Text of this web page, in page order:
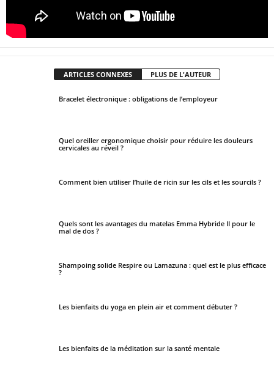
ARTICLES CONNEXES PLUS DE L'AUTEUR
Bracelet électronique : obligations de l’employeur
Quel oreiller ergonomique choisir pour réduire les douleurs
cervicales au réveil ?
Comment bien utiliser l’huile de ricin sur les cils et les sourcils ?
Quels sont les avantages du matelas Emma Hybride II pour le
mal de dos ?
Shampoing solide Respire ou Lamazuna : quel est le plus efficace
?
Les bienfaits du yoga en plein air et comment débuter ?
Les bienfaits de la méditation sur la santé mentale